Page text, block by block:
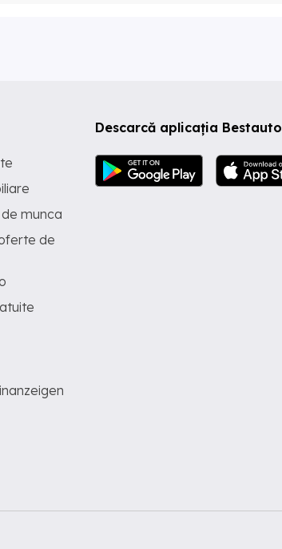
Descarcă aplicația Bestauto
munca
de